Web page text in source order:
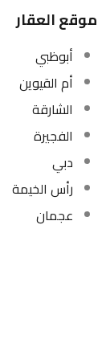
موقع العقار
أبوظبي
أم القيوين
الشارقة
الفجيرة
دبي
رأس الخيمة
عجمان